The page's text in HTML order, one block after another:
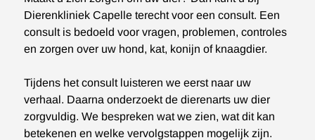
Dierenkliniek Capelle terecht voor een consult. Een
consult is bedoeld voor vragen, problemen, controles
en zorgen over uw hond, kat, konijn of knaagdier.
Tijdens het consult luisteren we eerst naar uw
verhaal. Daarna onderzoekt de dierenarts uw dier
zorgvuldig. We bespreken wat we zien, wat dit kan
betekenen en welke vervolgstappen mogelijk zijn.